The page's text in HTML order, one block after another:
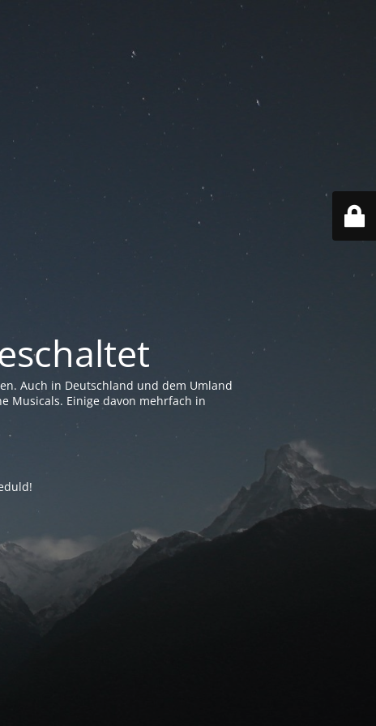
Auch in Deutschland und dem Umland
Musicals. Einige davon mehrfach in